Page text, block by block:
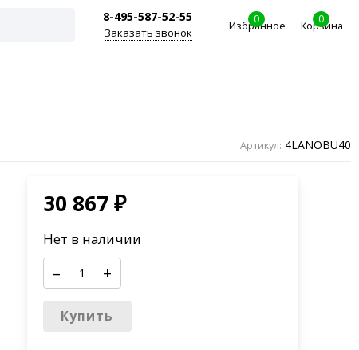
8-495-587-52-55
Заказать звонок
0
Избранное
0
Корзина
Артикул: 4LANOBU40
30 867₽
Нет в наличии
– +
Купить